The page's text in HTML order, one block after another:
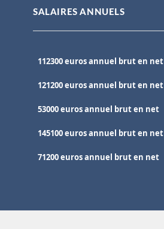
SALAIRES ANNUELS
112300 euros annuel brut en net
121200 euros annuel brut en net
53000 euros annuel brut en net
145100 euros annuel brut en net
71200 euros annuel brut en net